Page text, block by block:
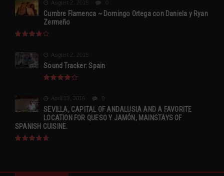
August 2, 2015
Cumbre Flamenca ~ Domingo Ortega con Daniela y Ryan
Zermeño
August 2, 2015
Sound Tracker: Spain
April 13, 2015
SEVILLA, CAPITAL OF ANDALUSIA AND A FAVORITE
LOCATION FOR QUESO Y JAMÓN, MAINSTAYS OF
SPANISH CUISINE.